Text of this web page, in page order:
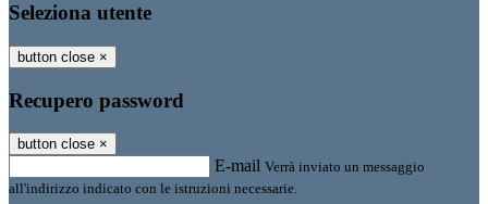
Seleziona utente
button close ×
Recupero password
button close ×
E-mail Verrà inviato un messaggio
all'indirizzo indicato con le istruzioni necessarie.